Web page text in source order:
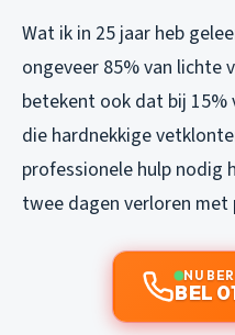
Wat ik in 25 jaar heb
ongeveer 85% van lichte
betekent ook dat bij 15%
die hardnekkige
professionele hulp nodig
twee dagen verloren met
NU
BEL